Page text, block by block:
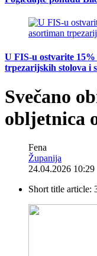
U FIS-u ostvarite
trpezarijskih stolova i
Svečano
obljetnica
Fena
Županija
24.04.2026 10:29
Short title article: